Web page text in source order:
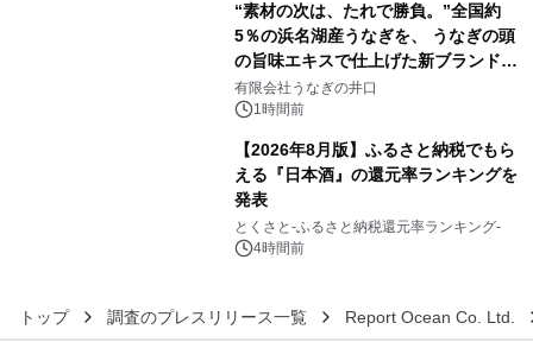
“素材の次は、たれで勝負。”全国約
5％の浜名湖産うなぎを、 うなぎの頭
の旨味エキスで仕上げた新ブランド
「井口の誉」誕生
有限会社うなぎの井口
1時間前
【2026年8月版】ふるさと納税でもら
える『日本酒』の還元率ランキングを
発表
とくさと-ふるさと納税還元率ランキング-
4時間前
トップ 調査のプレスリリース一覧 Report Ocean Co. Ltd.